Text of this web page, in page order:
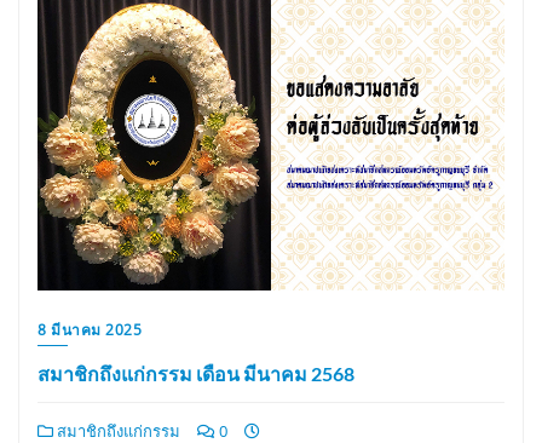
8 มีนาคม 2025
สมาชิกถึงแก่กรรม เดือน มีนาคม 2568
สมาชิกถึงแก่กรรม 0